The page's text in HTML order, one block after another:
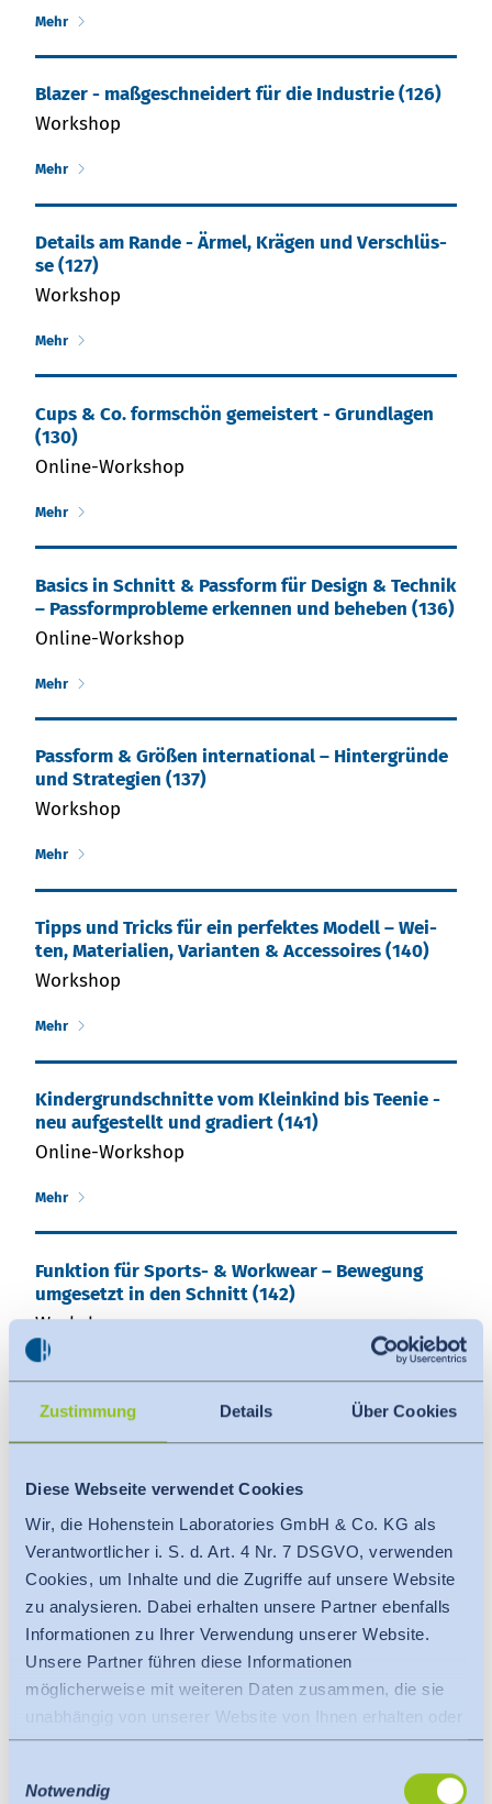
Zustimmung Details Über Cookies
Diese Webseite verwendet Cookies
Wir, die Hohenstein Laboratories GmbH & Co. KG als
Verantwortlicher i. S. d. Art. 4 Nr. 7 DSGVO, verwenden
Cookies, um Inhalte und die Zugriffe auf unsere Website
zu analysieren. Dabei erhalten unsere Partner ebenfalls
Informationen zu Ihrer Verwendung unserer Website.
Unsere Partner führen diese Informationen
möglicherweise mit weiteren Daten zusammen, die sie
unabhängig von unserer Website von Ihnen erhalten oder
gesammelt haben.
Es findet eine Datenübermittlung an ein Drittland oder
eine internationale Organisation statt. Berücksichtigt
Notwendig
Mehr
Blazer - maßgeschneidert für die Industrie (126)
Workshop
Mehr
De­tails am Ran­de - Är­mel, Krä­gen und Ver­schlüs­
se (127)
Workshop
Mehr
Cups & Co. formschön gemeistert - Grundlagen
(130)
Online-Workshop
Mehr
Ba­sics in Schnitt & Pass­form für De­sign & Tech­nik
– Pass­form­pro­ble­me er­ken­nen und be­he­ben (136)
Online-Workshop
Mehr
Passform & Größen international – Hintergründe
und Strategien (137)
Workshop
Mehr
Tipps und Tricks für ein per­fek­tes Mo­dell – Wei­
ten, Ma­te­rial­ien, Va­rian­ten & Ac­ces­soires (140)
Workshop
Mehr
Kin­der­grund­schnit­te vom Klein­kind bis Tee­nie -
neu auf­ge­stellt und gra­diert (141)
Online-Workshop
Mehr
Funktion für Sports- & Workwear – Bewegung
umgesetzt in den Schnitt (142)
Workshop
Bla­zer & Man­tel – Pass­form- und Ver­ar­bei­tungs­
(143)
Online-Workshop
Mehr
Kollektionsentwicklung und Passformsicherung
im Vollkauf (144)
Workshop